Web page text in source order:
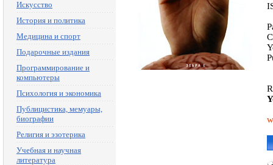
Искусство
История и политика
Медицина и спорт
Подарочные издания
Программирование и
компьютеры
Психология и экономика
Публицистика, мемуары,
биографии
Религия и эзотерика
Учебная и научная
литература